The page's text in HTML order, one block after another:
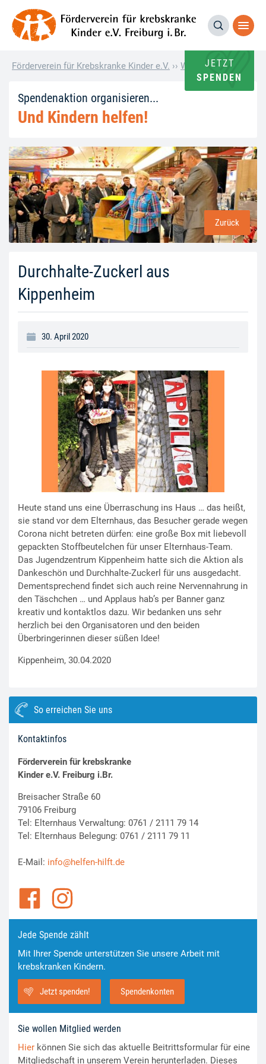
JETZT
SPENDEN
Förderverein für Krebskranke Kinder e.V. ›› Wie andere helfen
Spendenaktion organisieren...
Und Kindern helfen!
Durchhalte-Zuckerl aus
Kippenheim
Zurück
30. April 2020
Heute stand uns eine Überraschung ins Haus … das heißt,
sie stand vor dem Elternhaus, das Besucher gerade wegen
Corona nicht betreten dürfen: eine große Box mit liebevoll
gepackten Stoffbeutelchen für unser Elternhaus-Team.
Das Jugendzentrum Kippenheim hatte sich die Aktion als
Dankeschön und Durchhalte-Zuckerl für uns ausgedacht.
Dementsprechend findet sich auch reine Nervennahrung in
den Täschchen … und Applaus hab’s per Banner ganz
kreativ und kontaktlos dazu. Wir bedanken uns sehr
herzlich bei den Organisatoren und den beiden
Überbringerinnen dieser süßen Idee!
Kippenheim, 30.04.2020
So erreichen Sie uns
Kontaktinfos
Förderverein für krebskranke
Kinder e.V. Freiburg i.Br.
Breisacher Straße 60
79106 Freiburg
Tel: Elternhaus Verwaltung: 0761 / 2111 79 14
Tel: Elternhaus Belegung: 0761 / 2111 79 11
E-Mail: info@helfen-hilft.de
Jede Spende zählt
Mit Ihrer Spende unterstützen Sie unsere Arbeit mit
krebskranken Kindern.
Jetzt spenden! Spendenkonten
Sie wollen Mitglied werden
Hier können Sie sich das aktuelle Beitrittsformular für eine
Mitgliedschaft in unserem Verein herunterladen. Dieses